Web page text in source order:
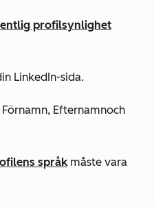
profilsynlighet
LinkedIn-sida.
Förnamn, Efternamnoch
språkmåste vara